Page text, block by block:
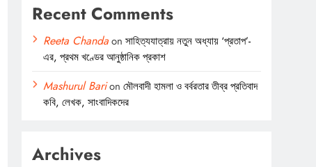
Recent Comments
Reeta Chandaonসাহিত্যযাত্রায় নতুন অধ্যায় ‘প্রতাপ’-
এর, প্রথম খণ্ডের আনুষ্ঠানিক প্রকাশ
Mashurul Barionমৌলবাদী হামলা ও বর্বরতার তীব্র প্রতিবাদ
কবি, লেখক, সাংবাদিকদের
Archives